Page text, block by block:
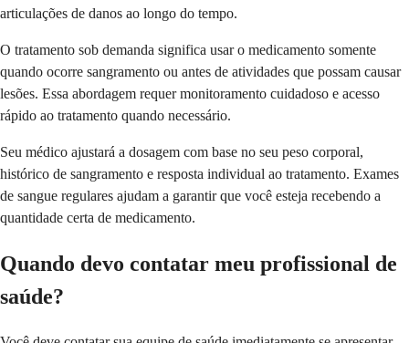
articulações de danos ao longo do tempo.
O tratamento sob demanda significa usar o medicamento somente
quando ocorre sangramento ou antes de atividades que possam causar
lesões. Essa abordagem requer monitoramento cuidadoso e acesso
rápido ao tratamento quando necessário.
Seu médico ajustará a dosagem com base no seu peso corporal,
histórico de sangramento e resposta individual ao tratamento. Exames
de sangue regulares ajudam a garantir que você esteja recebendo a
quantidade certa de medicamento.
Quando devo contatar meu profissional de
saúde?